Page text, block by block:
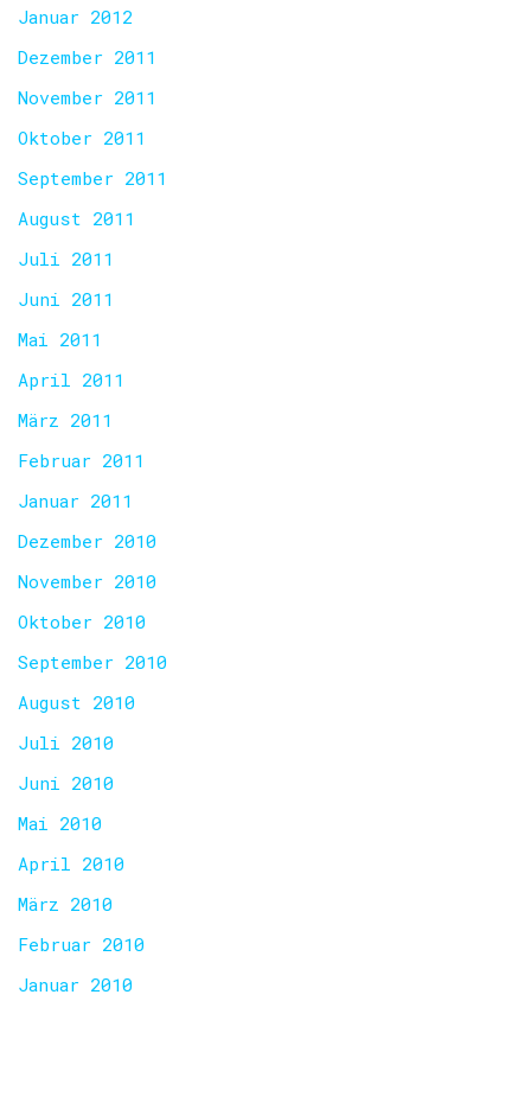
Januar 2012
Dezember 2011
November 2011
Oktober 2011
September 2011
August 2011
Juli 2011
Juni 2011
Mai 2011
April 2011
März 2011
Februar 2011
Januar 2011
Dezember 2010
November 2010
Oktober 2010
September 2010
August 2010
Juli 2010
Juni 2010
Mai 2010
April 2010
März 2010
Februar 2010
Januar 2010